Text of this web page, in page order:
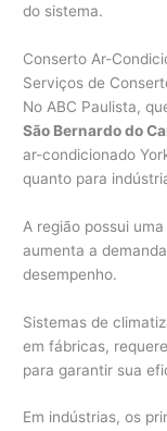
do sistema.
Conserto Ar-
Serviços de
No ABC Paulista,
São Bernardo do
ar-condicionado
quanto para
A região possui
aumenta a
desempenho.
Sistemas de
em fábricas,
para garantir sua
Em indústrias, os